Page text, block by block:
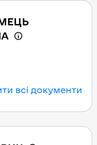
всі документи